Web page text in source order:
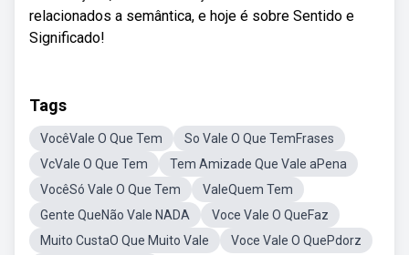
relacionados a semântica, e hoje é sobre Sentido e
Significado!
Tags
VocêVale O Que Tem
So Vale O Que TemFrases
VcVale O Que Tem
Tem Amizade Que Vale aPena
VocêSó Vale O Que Tem
ValeQuem Tem
Gente QueNão Vale NADA
Voce Vale O QueFaz
Muito CustaO Que Muito Vale
Voce Vale O QuePdorz